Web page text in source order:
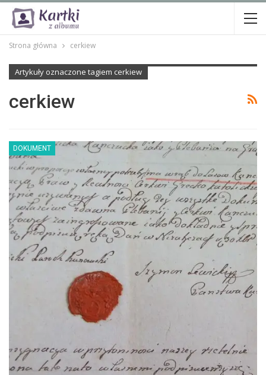
Strona główna cerkiew
Artykuły oznaczone tagiem cerkiew
cerkiew
DOKUMENT